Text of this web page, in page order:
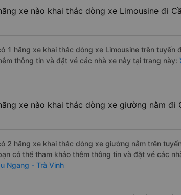
xe nào khai thác dòng xe Limousine đi
1 hãng xe khai thác dòng xe Limousine trên tuyến
thông tin và đặt vé các nhà xe này tại trang này:
xe nào khai thác dòng xe giường nằm đi
2 hãng xe khai thác dòng xe giường nằm trên
có thể tham khảo thêm thông tin và đặt vé các
Ngang - Trà Vinh